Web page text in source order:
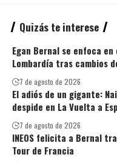
Quizás te interese
Egan Bernal se enfoca en
Lombardía tras cambios
7 de agosto de 2026
El adiós de un gigante:
despide en La Vuelta a
7 de agosto de 2026
INEOS felicita a Bernal
Tour de Francia